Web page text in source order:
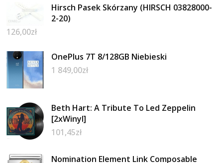
Hirsch Pasek Skórzany (HIRSCH 03828000-
2-20)
126,00zł
OnePlus 7T 8/128GB Niebieski
1 849,00zł
Beth Hart: A Tribute To Led Zeppelin
[2xWinyl]
101,45zł
Nomination Element Link Composable